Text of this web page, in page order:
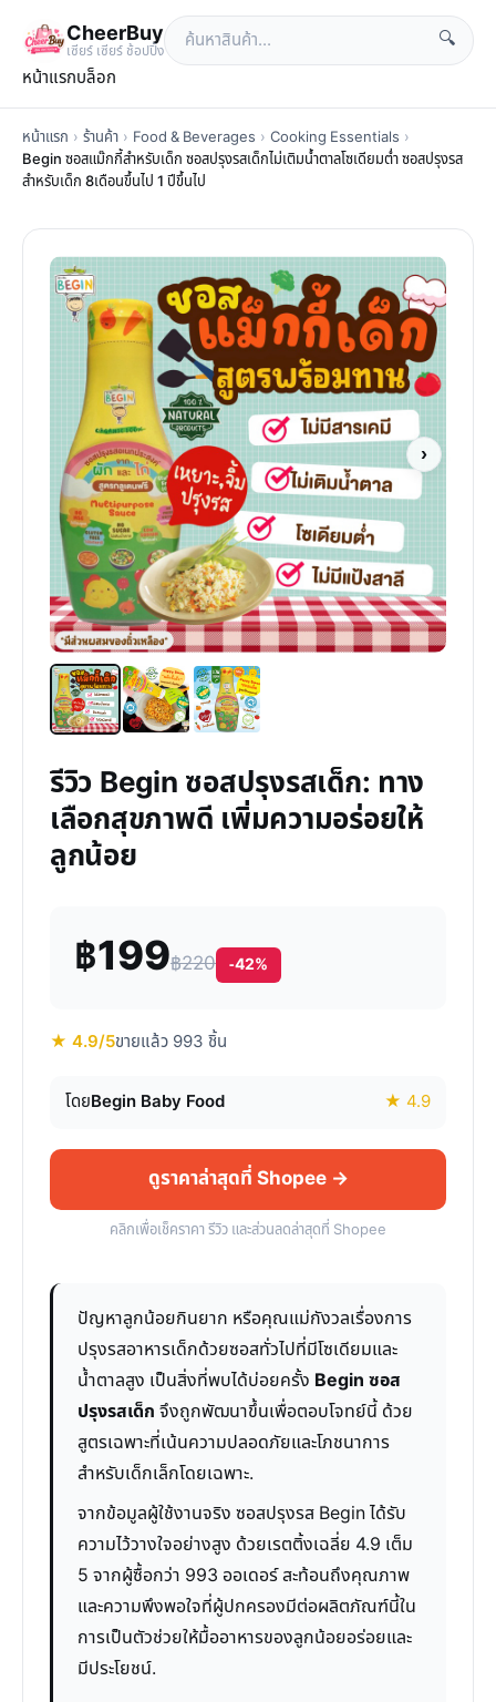
CheerBuy
เซียร์ เซียร์ ช้อปปิ้ง
🔍
หน้าแรกบล็อก
หน้าแรก › ร้านค้า › Food & Beverages › Cooking Essentials ›
Begin ซอสแม๊กกี้สำหรับเด็ก ซอสปรุงรสเด็กไม่เติมน้ำตาลโซเดียมต่ำ ซอสปรุงรส
สำหรับเด็ก 8เดือนขึ้นไป 1 ปีขึ้นไป
›
รีวิว Begin ซอสปรุงรสเด็ก: ทาง
เลือกสุขภาพดี เพิ่มความอร่อยให้
ลูกน้อย
฿199฿220 -42%
★ 4.9/5ขายแล้ว 993 ชิ้น
โดยBegin Baby Food ★ 4.9
ดูราคาล่าสุดที่ Shopee →
คลิกเพื่อเช็คราคา รีวิว และส่วนลดล่าสุดที่ Shopee
ปัญหาลูกน้อยกินยาก หรือคุณแม่กังวลเรื่องการ
ปรุงรสอาหารเด็กด้วยซอสทั่วไปที่มีโซเดียมและ
น้ำตาลสูง เป็นสิ่งที่พบได้บ่อยครั้ง Begin ซอส
ปรุงรสเด็ก จึงถูกพัฒนาขึ้นเพื่อตอบโจทย์นี้ ด้วย
สูตรเฉพาะที่เน้นความปลอดภัยและโภชนาการ
สำหรับเด็กเล็กโดยเฉพาะ.
จากข้อมูลผู้ใช้งานจริง ซอสปรุงรส Begin ได้รับ
ความไว้วางใจอย่างสูง ด้วยเรตติ้งเฉลี่ย 4.9 เต็ม
5 จากผู้ซื้อกว่า 993 ออเดอร์ สะท้อนถึงคุณภาพ
และความพึงพอใจที่ผู้ปกครองมีต่อผลิตภัณฑ์นี้ใน
การเป็นตัวช่วยให้มื้ออาหารของลูกน้อยอร่อยและ
มีประโยชน์.